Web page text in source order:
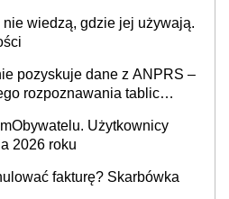
wiedzą, gdzie jej używają.
pozyskuje dane z ANPRS –
rozpoznawania tablic
Użytkownicy
2026 roku
fakturę? Skarbówka